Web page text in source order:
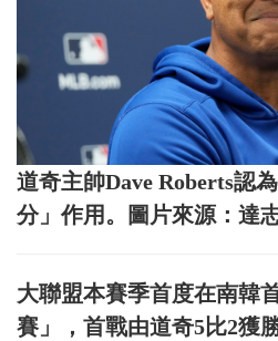
道奇主帥Dave Roberts認
分」作用。圖片來源：達
大聯盟本賽季首度在南韓
賽」，首戰由道奇5比2獲